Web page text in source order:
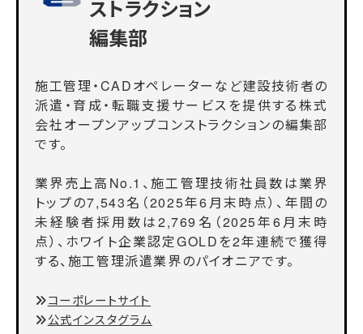
ストラクション
編集部
施工管理・CADオペレーターなど建設技術者の
派遣・育成・転職支援サービスを提供する株式
会社オープンアップコンストラクションの編集部
です。
業界売上高No.1、施工管理技術社員数は業界
トップの7,543名（2025年6月末時点）、年間の
未経験者採用数は2,769名（2025年6月末時
点）、ホワイト企業認定GOLDを2年連続で獲得
する、施工管理派遣業界のパイオニアです。
コーポレートサイト
公式インスタグラム